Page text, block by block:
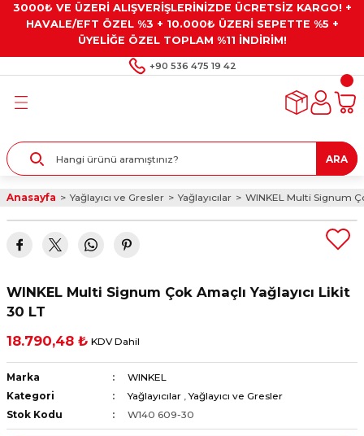
3000₺ VE ÜZERİ ALIŞVERİŞLERİNİZDE ÜCRETSİZ KARGO! +
HAVALE/EFT ÖZEL %3 + 10.000₺ ÜZERİ SEPETTE %5 +
ÜYELİĞE ÖZEL TOPLAM %11 İNDİRİM!
+90 536 475 19 42
Geri Dön
Geri Dön
Geri Dön
Gresler
Geri Dön
Alet Setleri
ve Multimetreler
ve Penseler
Geri Dön
Taşları ve
ARA
Anasayfa Yağlayıcı ve Gresler Yağlayıcılar WINKEL Multi Signum
WINKEL Multi Signum Çok Amaçlı Yağlayıcı Likit
30 LT
18.790,48 ₺ KDV Dahil
Marka
WINKEL
Kategori
Yağlayıcılar ,Yağlayıcı ve Gresler
Stok Kodu
W140 609-30